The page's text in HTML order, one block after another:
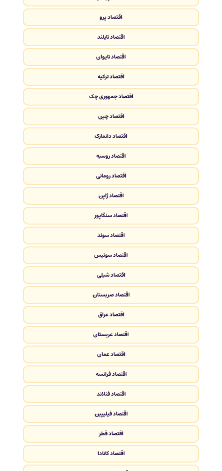
اقتصاد پرو
اقتصاد تایلند
اقتصاد تایوان
اقتصاد ترکیه
اقتصاد جمهوری چک
اقتصاد چین
اقتصاد دانمارک
اقتصاد روسیه
اقتصاد رومانی
اقتصاد ژاپن
اقتصاد سنگاپور
اقتصاد سوئد
اقتصاد سوئیس
اقتصاد شیلی
اقتصاد صربستان
اقتصاد عراق
اقتصاد عربستان
اقتصاد عمان
اقتصاد فرانسه
اقتصاد فنلاند
اقتصاد فیلیپین
اقتصاد قطر
اقتصاد کانادا